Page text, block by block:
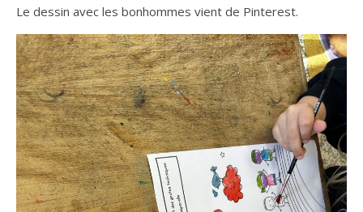
Le dessin avec les bonhommes vient de Pinterest.